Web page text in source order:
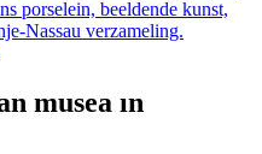
porselein, beeldende kunst,
Nassau verzameling.
musea in